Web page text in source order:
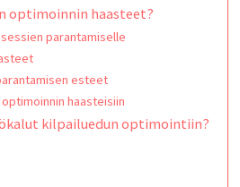
optimoinnin haasteet?
parantamiselle
esteet
haasteisiin
kilpailuedun optimointiin?